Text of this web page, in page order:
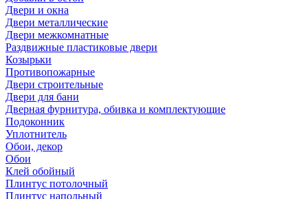
Двери и окна
Двери металлические
Двери межкомнатные
Раздвижные пластиковые двери
Козырьки
Противопожарные
Двери строительные
Двери для бани
Дверная фурнитура, обивка и комплектующие
Подоконник
Уплотнитель
Обои, декор
Обои
Клей обойный
Плинтус потолочный
Плинтус напольный